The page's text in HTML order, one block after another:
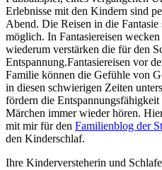
Erlebnisse mit den Kindern sind
Abend. Die Reisen in die
möglich. In Fantasiereisen
wiederum verstärken die für den
Entspannung.Fantasiereisen vor
Familie können die Gefühle von
in diesen schwierigen Zeiten
fördern die
Märchen immer wieder hören.
mit mir für den Familienblog der
den Kinderschlaf.
Ihre Kinderversteherin und